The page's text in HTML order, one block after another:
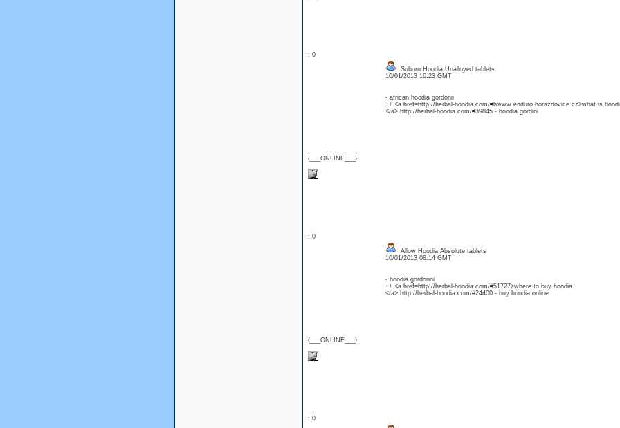
: 0
{___ONLINE___}
Suborn Hoodia Unalloyed tablets
10/01/2013 16:23 GMT
- african hoodia gordonii
++ <a href=http://herbal-hoodia.com/#hwww.enduro.horazdovice.cz>what is
</a> http://herbal-hoodia.com/#39845 - hoodia gordini
: 0
{___ONLINE___}
Allow Hoodia Absolute tablets
10/01/2013 08:14 GMT
- hoodia gordonni
++ <a href=http://herbal-hoodia.com/#51727>where to buy hoodia
</a> http://herbal-hoodia.com/#24400 - buy hoodia online
: 0